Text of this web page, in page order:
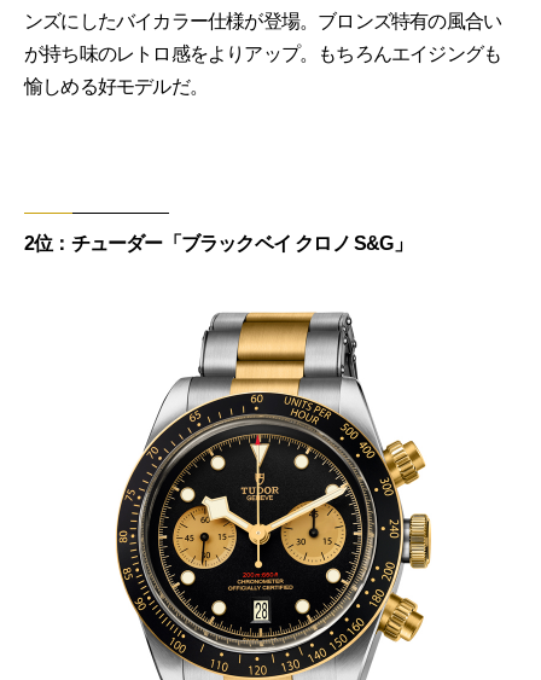
ンズにしたバイカラー仕様が登場。ブロンズ特有の風合い
が持ち味のレトロ感をよりアップ。もちろんエイジングも
愉しめる好モデルだ。
2位：チューダー「ブラックベイ クロノ S&G」